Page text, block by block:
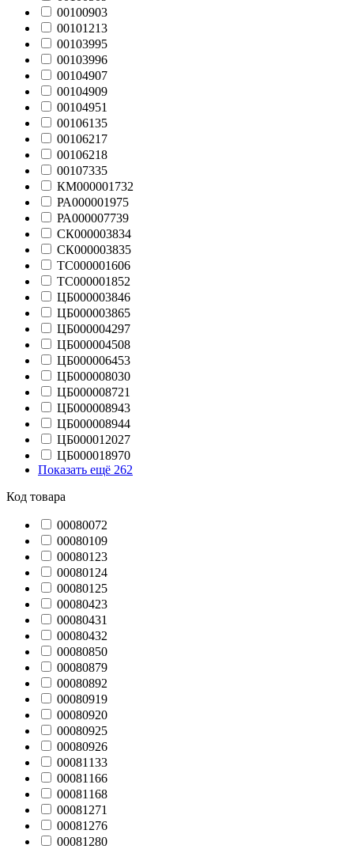
00100903
00101213
00103995
00103996
00104907
00104909
00104951
00106135
00106217
00106218
00107335
КМ000001732
РА000001975
РА000007739
СК000003834
СК000003835
ТС000001606
ТС000001852
ЦБ000003846
ЦБ000003865
ЦБ000004297
ЦБ000004508
ЦБ000006453
ЦБ000008030
ЦБ000008721
ЦБ000008943
ЦБ000008944
ЦБ000012027
ЦБ000018970
Показать ещё 262
Код товара
00080072
00080109
00080123
00080124
00080125
00080423
00080431
00080432
00080850
00080879
00080892
00080919
00080920
00080925
00080926
00081133
00081166
00081168
00081271
00081276
00081280